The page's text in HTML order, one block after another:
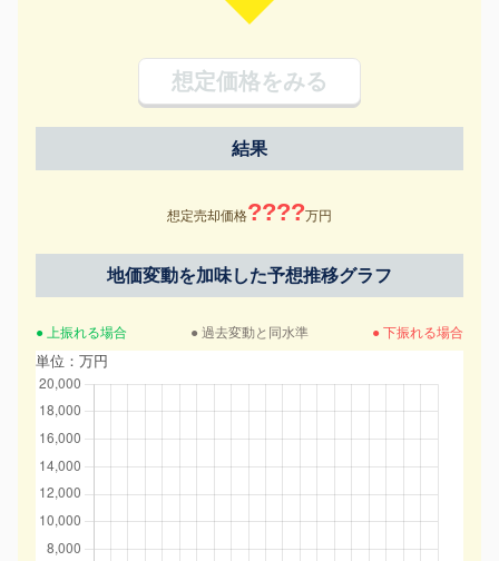
想定価格をみる
結果
想定売却価格????万円
地価変動を加味した予想推移グラフ
● 上振れる場合 ● 過去変動と同水準 ● 下振れる場合
単位：万円